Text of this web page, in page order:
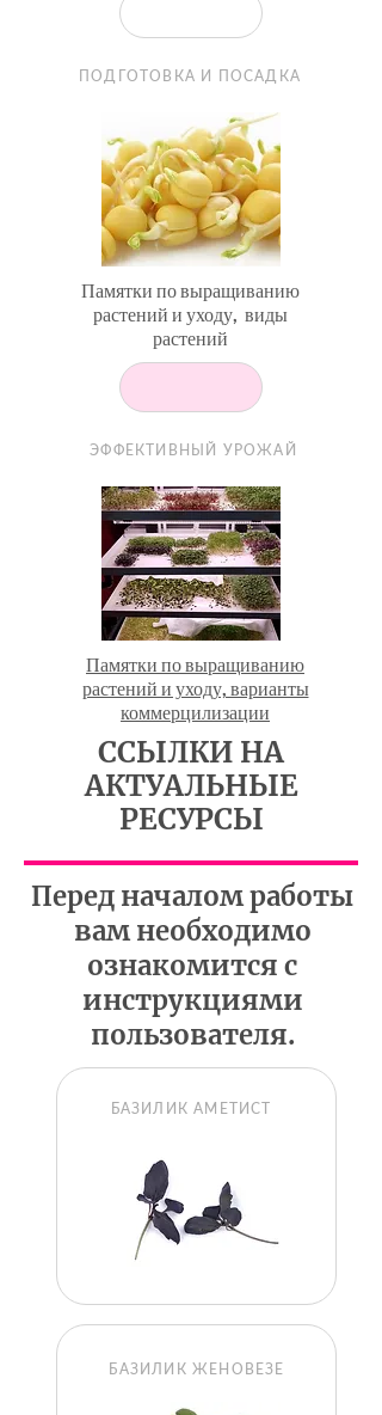
ПОДГОТОВКА И ПОСАДКА
Памятки по выращиванию
растений и уходу, виды
растений
ЭФФЕКТИВНЫЙ УРОЖАЙ
Памятки по выращиванию
растений и уходу, варианты
коммерцилизации
ССЫЛКИ НА
АКТУАЛЬНЫЕ
РЕСУРСЫ
Перед началом работы
вам необходимо
ознакомится с
инструкциями
пользователя.
БАЗИЛИК АМЕТИСТ
БАЗИЛИК ЖЕНОВЕЗЕ